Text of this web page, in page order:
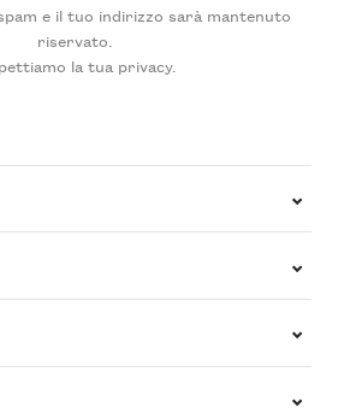
e il tuo indirizzo sarà mantenuto
riservato.
la tua privacy.